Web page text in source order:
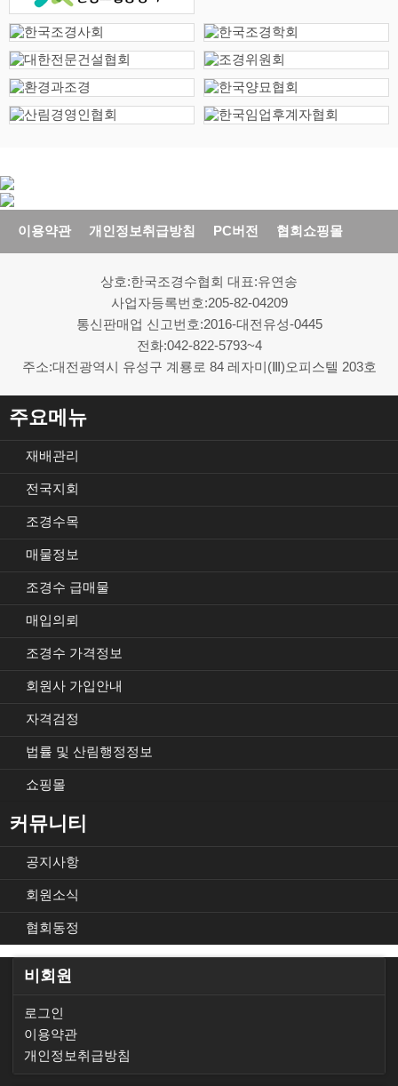
이용약관 개인정보취급방침 PC버전 협회쇼핑몰
상호:한국조경수협회 대표:유연송
사업자등록번호:205-82-04209
통신판매업 신고번호:2016-대전유성-0445
전화:042-822-5793~4
주소:대전광역시 유성구 계룡로 84 레자미(Ⅲ)오피스텔 203호
주요메뉴
재배관리
전국지회
조경수목
매물정보
조경수 급매물
매입의뢰
조경수 가격정보
회원사 가입안내
자격검정
법률 및 산림행정정보
쇼핑몰
커뮤니티
공지사항
회원소식
협회동정
비회원
로그인
이용약관
개인정보취급방침